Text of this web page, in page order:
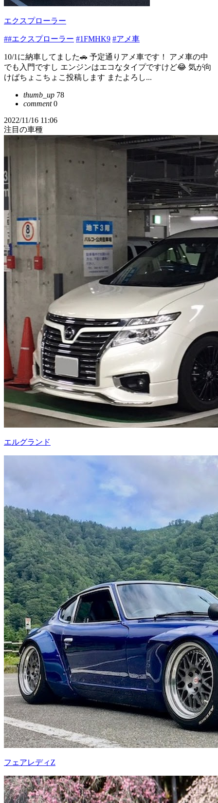
エクスプローラー
##エクスプローラー #1FMHK9 #アメ車
10/1に納車してました🚗 予定通りアメ車です！ アメ車の中
でも入門ですし エンジンはエコなタイプですけど😂 気が向
けばちょこちょこ投稿します またよろし...
thumb_up 78
comment0
2022/11/16 11:06
注目の車種
エルグランド
フェアレディZ